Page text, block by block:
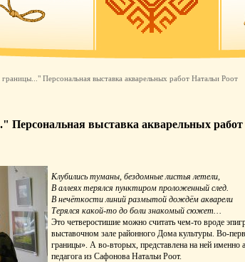
границы..." Персональная выставка акварельных работ Натальи Роот
Персональная выставка акварельных
Клубились туманы, бездомные листья летели,
В аллеях терялся пунктиром проложенный след.
В нечёткости линий размытой дождём акварели
Терялся какой-то до боли знакомый сюжет…
Это четверостишие можно считать чем-то вроде
выставочном зале районного Дома культуры. Во-
границы». А во-вторых, представлена на ней именно
педагога из Сафонова Натальи Роот.